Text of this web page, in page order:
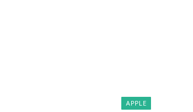
APPLE